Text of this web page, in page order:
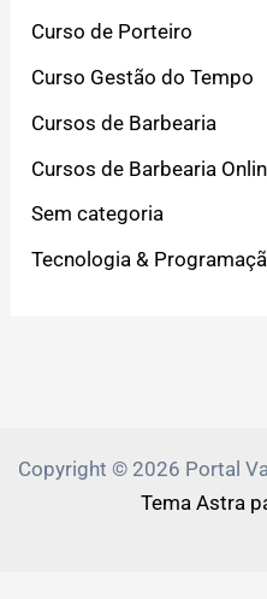
Curso de Porteiro
Curso Gestão do Tempo
Cursos de Barbearia
Cursos de Barbearia
Sem categoria
Tecnologia &
Copyright © 2026 Portal
Tema Astra